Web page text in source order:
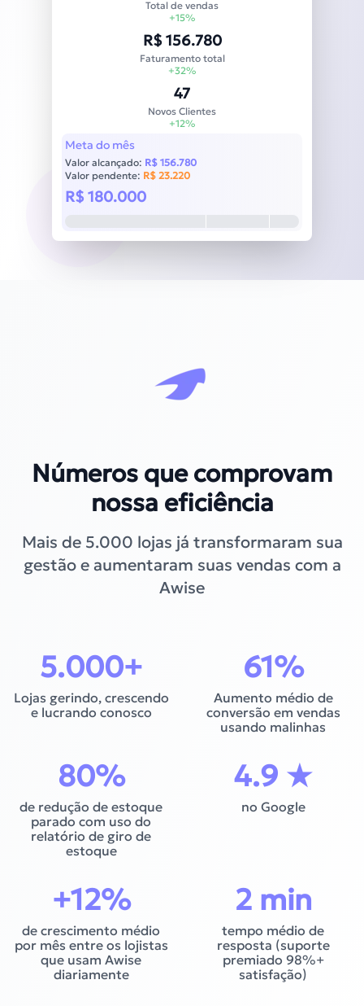
Total de vendas
+15%
R$ 156.780
Faturamento total
+32%
47
Novos Clientes
+12%
Meta do mês
Valor alcançado: R$ 156.780
Valor pendente: R$ 23.220
R$ 180.000
Números que comprovam
nossa eficiência
Mais de 5.000 lojas já transformaram sua
gestão e aumentaram suas vendas com a
Awise
5.000+
Lojas gerindo, crescendo
e lucrando conosco
61%
Aumento médio de
conversão em vendas
usando malinhas
80%
de redução de estoque
parado com uso do
relatório de giro de
estoque
4.9 ★
no Google
+12%
de crescimento médio
por mês entre os lojistas
que usam Awise
diariamente
2min
tempo médio de
resposta (suporte
premiado 98%+
satisfação)